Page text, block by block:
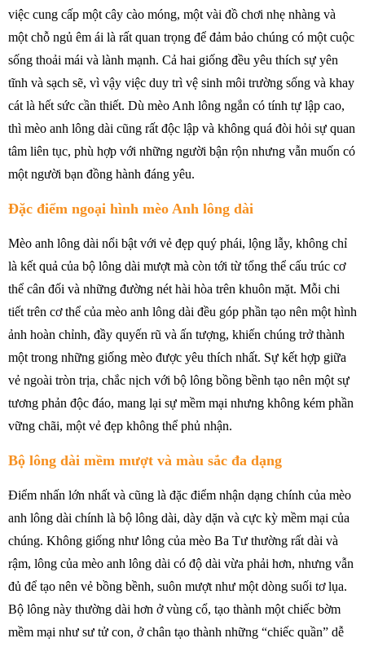
việc cung cấp một cây cào móng, một vài đồ chơi nhẹ nhàng và
một chỗ ngủ êm ái là rất quan trọng để đảm bảo chúng có một cuộc
sống thoải mái và lành mạnh. Cả hai giống đều yêu thích sự yên
tĩnh và sạch sẽ, vì vậy việc duy trì vệ sinh môi trường sống và khay
cát là hết sức cần thiết. Dù mèo Anh lông ngắn có tính tự lập cao,
thì mèo anh lông dài cũng rất độc lập và không quá đòi hỏi sự quan
tâm liên tục, phù hợp với những người bận rộn nhưng vẫn muốn có
một người bạn đồng hành đáng yêu.
Đặc điểm ngoại hình mèo Anh lông dài
Mèo anh lông dài nổi bật với vẻ đẹp quý phái, lộng lẫy, không chỉ
là kết quả của bộ lông dài mượt mà còn tới từ tổng thể cấu trúc cơ
thể cân đối và những đường nét hài hòa trên khuôn mặt. Mỗi chi
tiết trên cơ thể của mèo anh lông dài đều góp phần tạo nên một hình
ảnh hoàn chỉnh, đầy quyến rũ và ấn tượng, khiến chúng trở thành
một trong những giống mèo được yêu thích nhất. Sự kết hợp giữa
vẻ ngoài tròn trịa, chắc nịch với bộ lông bồng bềnh tạo nên một sự
tương phản độc đáo, mang lại sự mềm mại nhưng không kém phần
vững chãi, một vẻ đẹp không thể phủ nhận.
Bộ lông dài mềm mượt và màu sắc đa dạng
Điểm nhấn lớn nhất và cũng là đặc điểm nhận dạng chính của mèo
anh lông dài chính là bộ lông dài, dày dặn và cực kỳ mềm mại của
chúng. Không giống như lông của mèo Ba Tư thường rất dài và
rậm, lông của mèo anh lông dài có độ dài vừa phải hơn, nhưng vẫn
đủ để tạo nên vẻ bồng bềnh, suôn mượt như một dòng suối tơ lụa.
Bộ lông này thường dài hơn ở vùng cổ, tạo thành một chiếc bờm
mềm mại như sư tử con, ở chân tạo thành những “chiếc quần” dễ